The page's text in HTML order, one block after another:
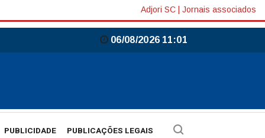
Adjori SC Jornais associados
06/08/2026 11:01
PUBLICIDADE PUBLICAÇÕES LEGAIS